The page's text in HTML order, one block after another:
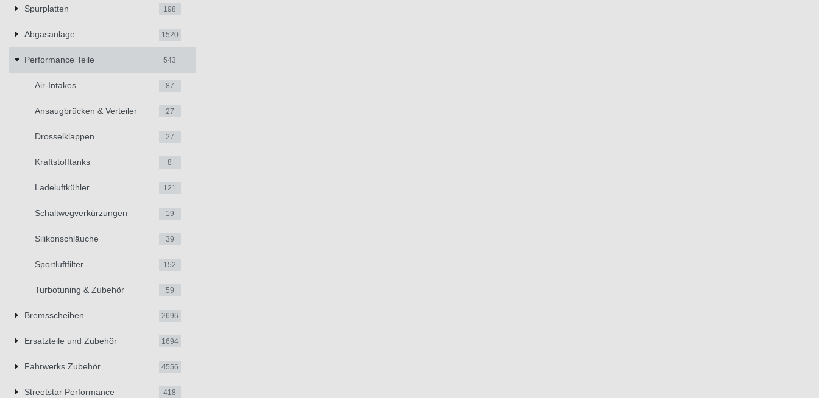
Spurplatten 198
Abgasanlage 1520
Performance Teile 543
Air-Intakes 87
Ansaugbrücken & Verteiler 27
Drosselklappen 27
Kraftstofftanks 8
Ladeluftkühler 121
Schaltwegverkürzungen 19
Silikonschläuche 39
Sportluftfilter 152
Turbotuning & Zubehör 59
Bremsscheiben 2696
Ersatzteile und Zubehör 1694
Fahrwerks Zubehör 4556
Streetstar Performance 418